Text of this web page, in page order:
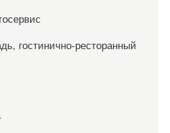
гостинично-ресторанный